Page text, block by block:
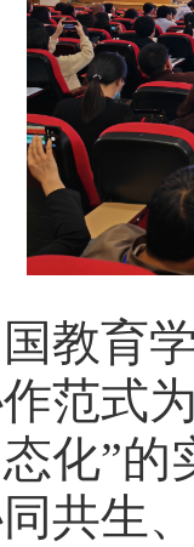
育学
范式
化”
共生